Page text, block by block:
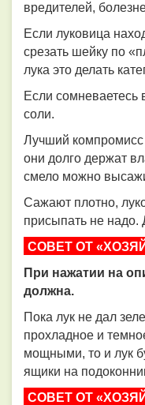
вредителей,
Если луковица
срезать шейку по
лука это делать
Если сомневаетесь
соли.
Лучший компромисс
они долго держат
смело можно
Сажают плотно,
присыпать не надо.
СОВЕТ ОТ
При нажатии на
должна.
Пока лук не дал
прохладное и
мощными, то и лук
ящики на
СОВЕТ ОТ